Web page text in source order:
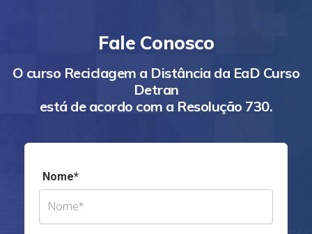
Fale Conosco
O curso Reciclagem a Distância da EaD Curso
Detran
está de acordo com a Resolução 730.
Nome*